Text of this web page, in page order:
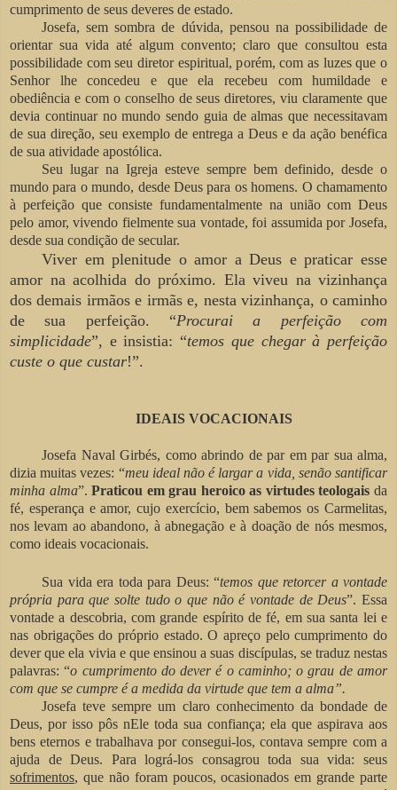
cumprimento de seus deveres de estado.
Josefa, sem sombra de dúvida, pensou na possibilidade de
orientar sua vida até algum convento; claro que consultou esta
possibilidade com seu diretor espiritual, porém, com as luzes que o
Senhor lhe concedeu e que ela recebeu com humildade e
obediência e com o conselho de seus diretores, viu claramente que
devia continuar no mundo sendo guia de almas que necessitavam
de sua direção, seu exemplo de entrega a Deus e da ação benéfica
de sua atividade apostólica.
Seu lugar na Igreja esteve sempre bem definido, desde o
mundo para o mundo, desde Deus para os homens. O chamamento
à perfeição que consiste fundamentalmente na união com Deus
pelo amor, vivendo fielmente sua vontade, foi assumida por Josefa,
desde sua condição de secular.
Viver em plenitude o amor a Deus e praticar esse
amor na acolhida do próximo. Ela viveu na vizinhança
dos demais irmãos e irmãs e, nesta vizinhança, o caminho
de sua perfeição. “Procurai a perfeição com
simplicidade”, e insistia: “temos que chegar à perfeição
custe o que custar!”.
IDEAIS VOCACIONAIS
Josefa Naval Girbés, como abrindo de par em par sua alma,
dizia muitas vezes: “meu ideal não é largar a vida, senão santificar
minha alma”.Praticou em grau heroico as virtudes teologais da
fé, esperança e amor, cujo exercício, bem sabemos os Carmelitas,
nos levam ao abandono, à abnegação e à doação de nós mesmos,
como ideais vocacionais.
Sua vida era toda para Deus: “temos que retorcer a vontade
própria para que solte tudo o que não é vontade de Deus”. Essa
vontade a descobria, com grande espírito de fé, em sua santa lei e
nas obrigações do próprio estado. O apreço pelo cumprimento do
dever que ela vivia e que ensinou a suas discípulas, se traduz nestas
palavras: “o cumprimento do dever é o caminho; o grau de amor
com que se cumpre é a medida da virtude que tem a alma”.
Josefa teve sempre um claro conhecimento da bondade de
Deus, por isso pôs nEle toda sua confiança; ela que aspirava aos
bens eternos e trabalhava por consegui-los, contava sempre com a
ajuda de Deus. Para lográ-los consagrou toda sua vida: seus
sofrimentos, que não foram poucos, ocasionados em grande parte